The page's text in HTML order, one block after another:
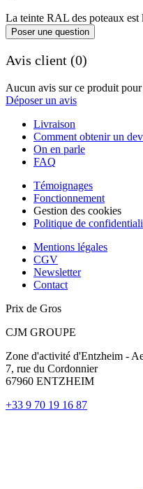
La teinte RAL des poteaux
Poser une question
Avis client (0)
Aucun avis sur ce produit
Déposer un avis
Livraison
Comment obtenir un
On en parle
FAQ
Témoignages
Fonctionnement
Gestion des cookies
Politique de
Mentions légales
CGV
Newsletter
Contact
Prix de Gros
CJM GROUPE
Zone d'activité d'Entzheim -
7, rue du Cordonnier
67960 ENTZHEIM
+33 9 70 19 16 87